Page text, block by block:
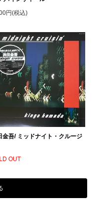
円(税込)
金吾/ ミッドナイト・クルージ
OUT